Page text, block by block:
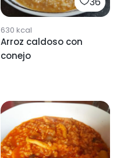
630 kcal
Arroz caldoso con
conejo